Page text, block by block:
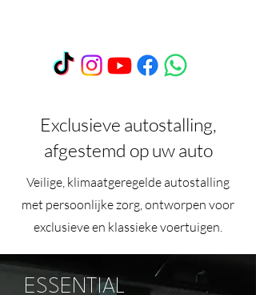
Exclusieve autostalling,
afgestemd op uw auto
Veilige, klimaatgeregelde autostalling
met persoonlijke zorg, ontworpen voor
exclusieve en klassieke voertuigen.
ESSENTIAL